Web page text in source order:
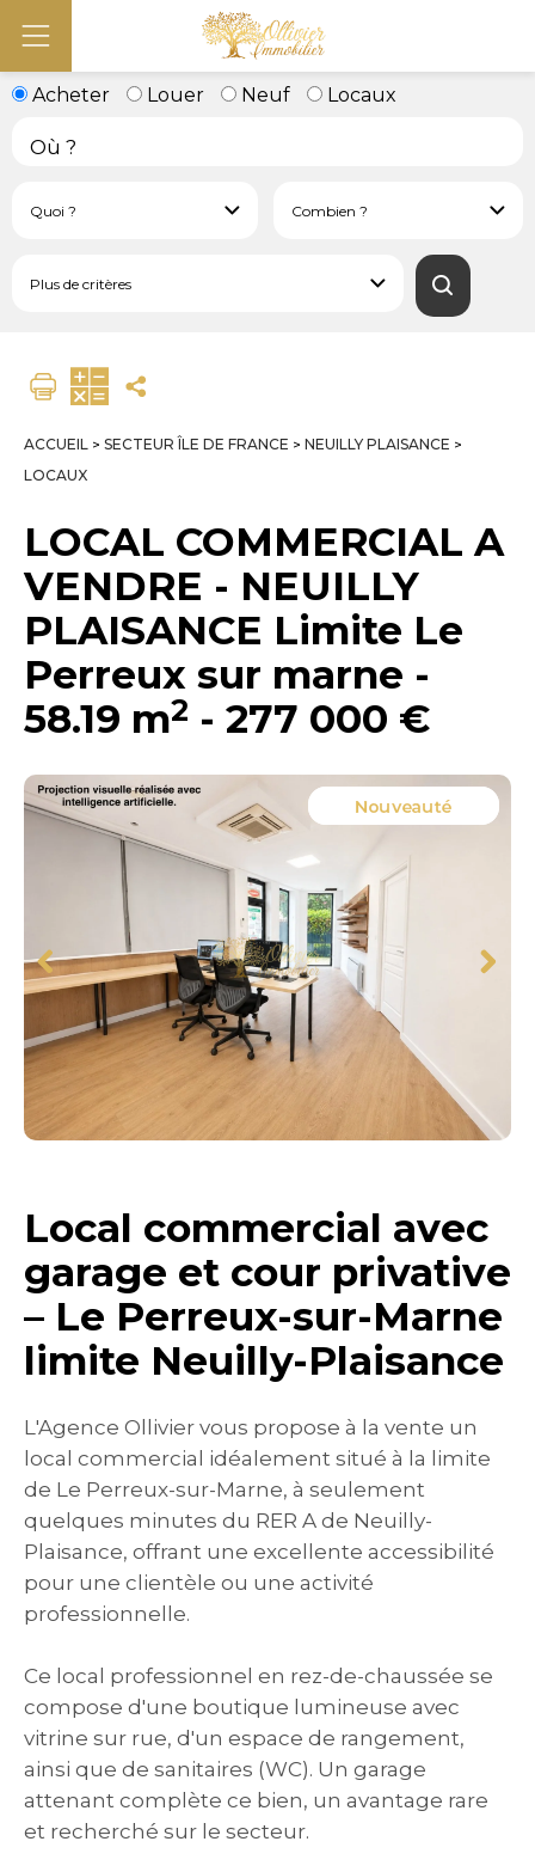
Acheter Louer Neuf Locaux
ACCUEIL > SECTEUR ÎLE DE FRANCE > NEUILLY PLAISANCE >
LOCAUX
LOCAL COMMERCIAL A
VENDRE - NEUILLY
PLAISANCE Limite Le
Perreux sur marne -
58.19 m2 - 277 000 €
Local commercial avec
garage et cour privative
– Le Perreux-sur-Marne
limite Neuilly-Plaisance
L'Agence Ollivier vous propose à la vente un
local commercial idéalement situé à la limite
de Le Perreux-sur-Marne, à seulement
quelques minutes du RER A de Neuilly-
Plaisance, offrant une excellente accessibilité
pour une clientèle ou une activité
professionnelle.
Ce local professionnel en rez-de-chaussée se
compose d'une boutique lumineuse avec
vitrine sur rue, d'un espace de rangement,
ainsi que de sanitaires (WC). Un garage
attenant complète ce bien, un avantage rare
et recherché sur le secteur.